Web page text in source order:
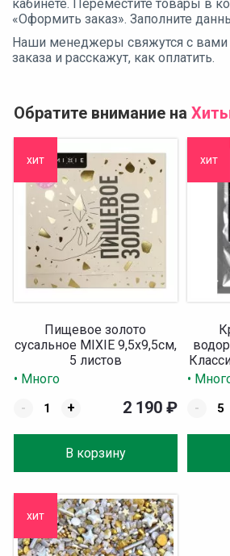
кабинете. Переместите товары в
«Оформить заказ». Заполните
Наши менеджеры свяжутся с вами
заказа и расскажут, как оплатить.
Обратите внимание на
хит
Пищевое золото
сусальное MIXIE 9,5х9,5см,
5 листов
• Много
-
+
В корзину
2 190 ₽
хит
•
-
хит